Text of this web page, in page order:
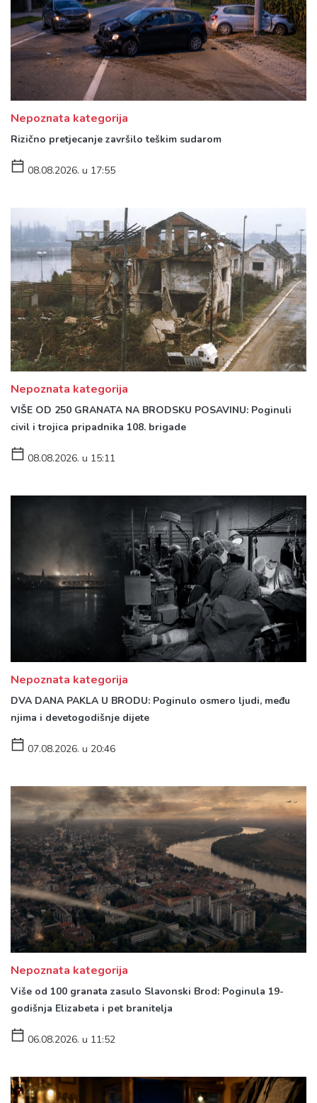
Nepoznata kategorija
Rizično pretjecanje završilo teškim sudarom
08.08.2026. u 17:55
Nepoznata kategorija
VIŠE OD 250 GRANATA NA BRODSKU POSAVINU: Poginuli
civil i trojica pripadnika 108. brigade
08.08.2026. u 15:11
Nepoznata kategorija
DVA DANA PAKLA U BRODU: Poginulo osmero ljudi, među
njima i devetogodišnje dijete
07.08.2026. u 20:46
Nepoznata kategorija
Više od 100 granata zasulo Slavonski Brod: Poginula 19-
godišnja Elizabeta i pet branitelja
06.08.2026. u 11:52